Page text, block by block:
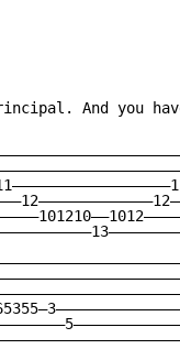
And you